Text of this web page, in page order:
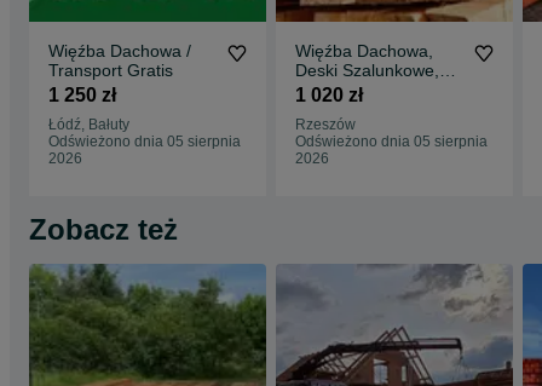
Więźba Dachowa /
Transport Gratis
1 250 zł
Łódź, Bałuty
Odświeżono dnia 05 sierpnia
2026
Więźba Dachowa,
Deski Szalunkowe,
Transport FREE/ HDS
1 020 zł
Rzeszów
Odświeżono dnia 05 sierpnia
2026
Zobacz też